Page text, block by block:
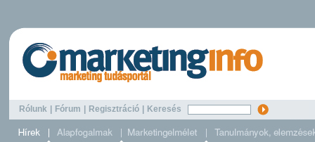
Rólunk Fórum Regisztráció Keresés